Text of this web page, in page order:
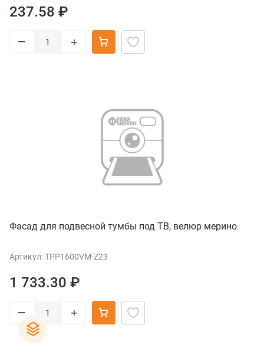
237.58 ₽
– +
Фасад для подвесной тумбы под ТВ, велюр мерино
Артикул: TPP1600VM-Z23
1 733.30 ₽
– +